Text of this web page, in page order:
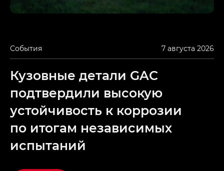
События 7 августа 2026
Кузовные детали GAC
подтвердили высокую
устойчивость к коррозии
по итогам независимых
испытаний